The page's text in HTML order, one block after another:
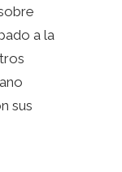
a la
sus